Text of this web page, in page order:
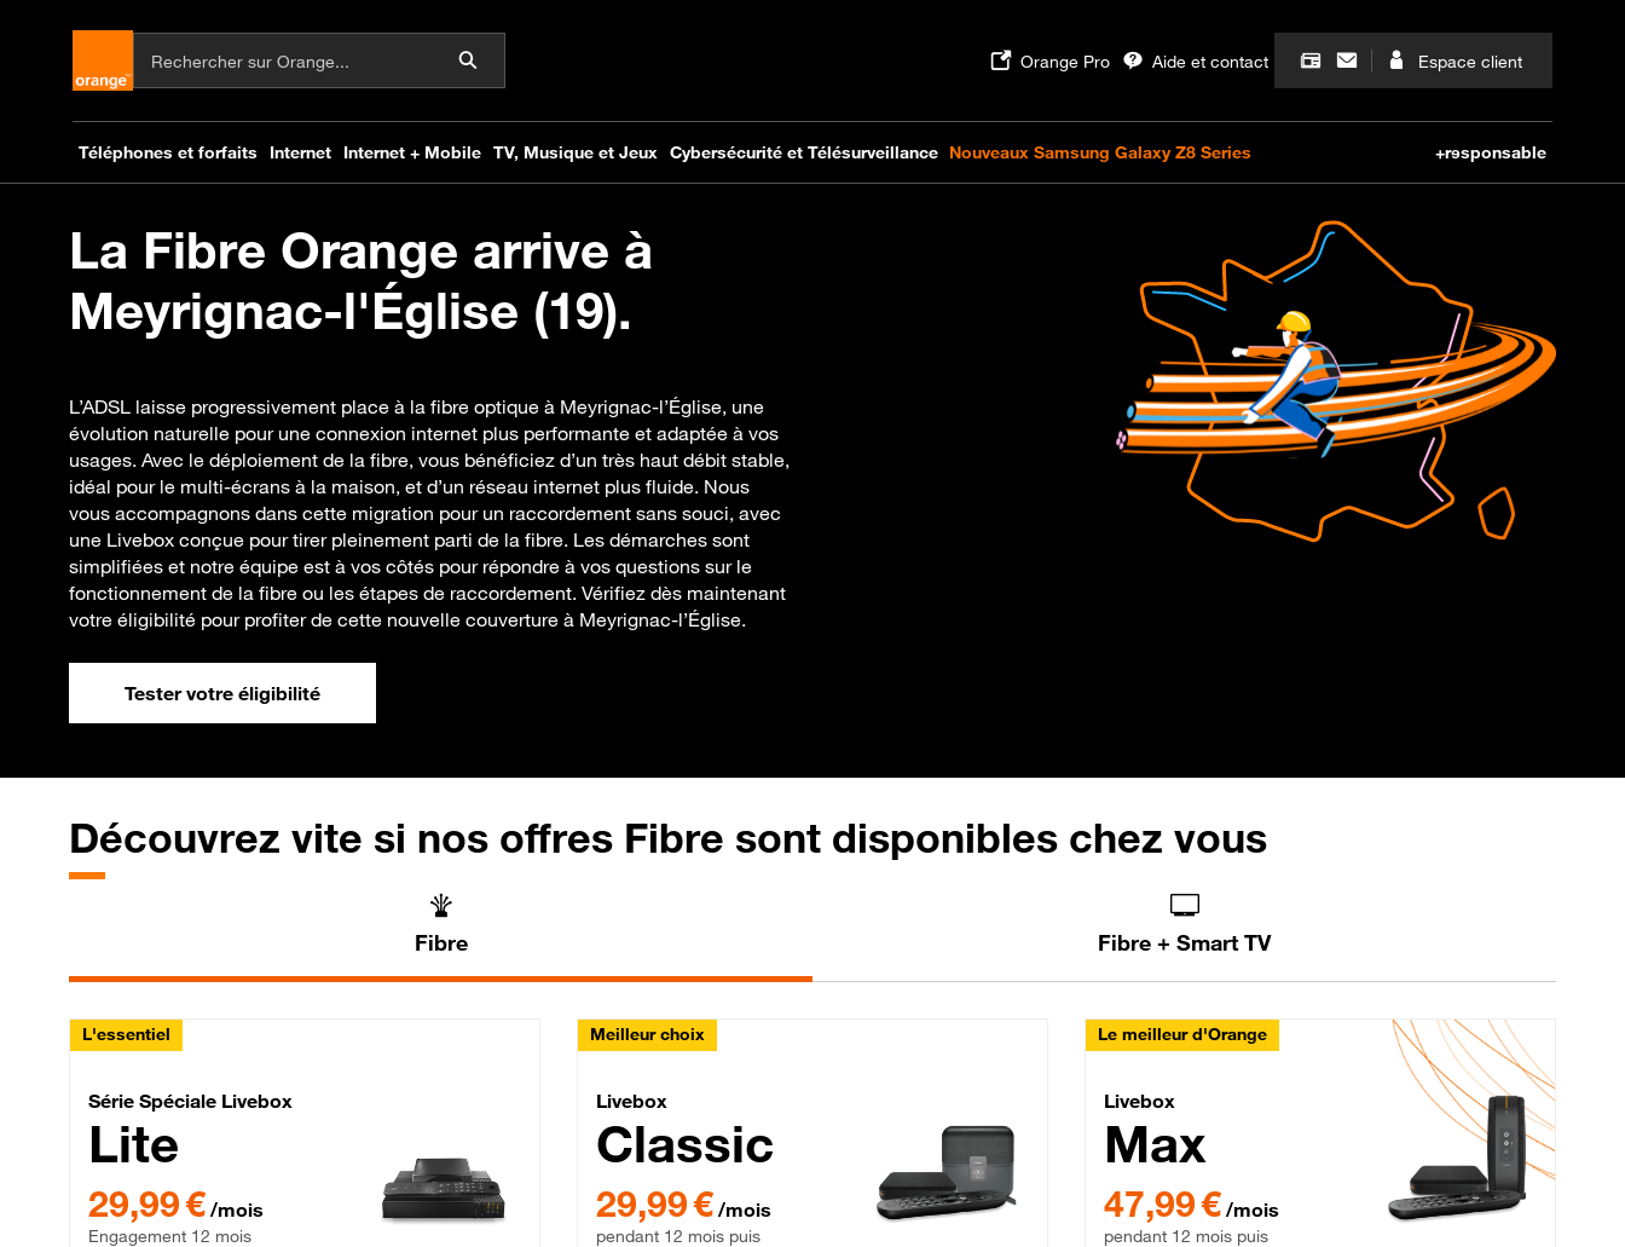
La Fibre Orange arrive à
Meyrignac-l'Église (19).
L’ADSL laisse progressivement place à la fibre optique à Meyrignac-l’Église, une
évolution naturelle pour une connexion internet plus performante et adaptée à vos
usages. Avec le déploiement de la fibre, vous bénéficiez d’un très haut débit stable,
idéal pour le multi-écrans à la maison, et d’un réseau internet plus fluide. Nous
vous accompagnons dans cette migration pour un raccordement sans souci, avec
une Livebox conçue pour tirer pleinement parti de la fibre. Les démarches sont
simplifiées et notre équipe est à vos côtés pour répondre à vos questions sur le
fonctionnement de la fibre ou les étapes de raccordement. Vérifiez dès maintenant
votre éligibilité pour profiter de cette nouvelle couverture à Meyrignac-l’Église.
Tester votre éligibilité
Découvrez vite si nos offres Fibre sont disponibles chez vous
Fibre Fibre + Smart TV
L'essentiel
Série Spéciale Livebox Lite Fibre
Série Spéciale Livebox
Lite
29,99 € par mois , Engagement 12 mois
29,99 € /mois
Engagement 12 mois
Meilleur choix
Livebox Classic Fibre
Livebox
Classic
29,99 € par mois pendant 12 mois puis 42,99 € par mois, Engagement 12 mois
29,99 € /mois
pendant 12 mois puis
Le meilleur d'Orange
Livebox Max Fibre
Livebox
Max
47,99 € par mois pendant 12 mois puis 57,99 € par mois,
47,99 € /mois
pendant 12 mois puis